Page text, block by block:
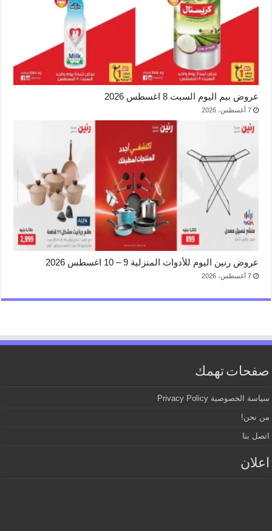
عروض بيم اليوم السبت 8 اغسطس 2026
7 أغسطس، 2026
عروض رنين اليوم للأدوات المنزلية 9 – 10 اغسطس 2026
7 أغسطس، 2026
صفحات تهمك
سياسة الخصوصية Privacy Policy
من نحن!
اتصل بنا
اعلان